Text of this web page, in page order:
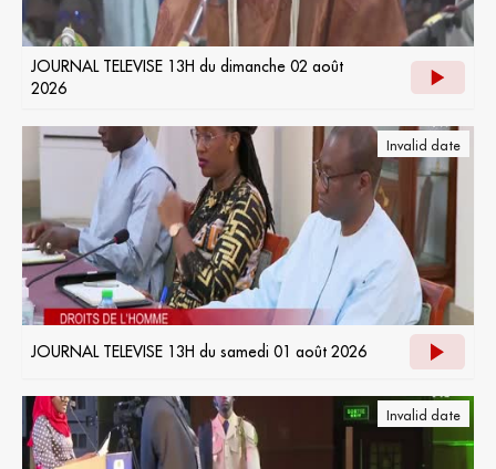
JOURNAL TELEVISE 13H du dimanche 02 août
2026
Invalid date
JOURNAL TELEVISE 13H du samedi 01 août 2026
Invalid date